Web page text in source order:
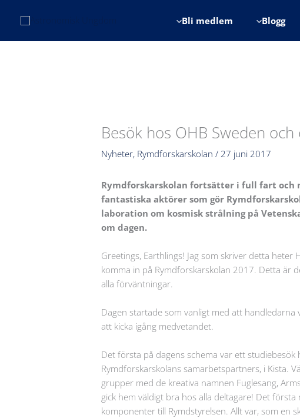
Bli medlem Blogg
Besök hos OHB Sweden
Nyheter, Rymdforskarskolan /27 juni 2017
Rymdforskarskolan fortsätter i full fart och
fantastiska aktörer som gör
laboration om kosmisk strålning på
om dagen.
Greetings, Earthlings! Jag som skriver detta
komma in på Rymdforskarskolan 2017. Detta är
alla förväntningar.
Dagen startade som vanligt med att
att kicka igång medvetandet.
Det första på dagens schema var ett studiebesök
Rymdforskarskolans samarbetspartners, i Kista.
grupper med de kreativa namnen Fuglesang,
gick hem väldigt bra hos alla deltagare! Det
komponenter till Rymdstyrelsen. Allt var, som en